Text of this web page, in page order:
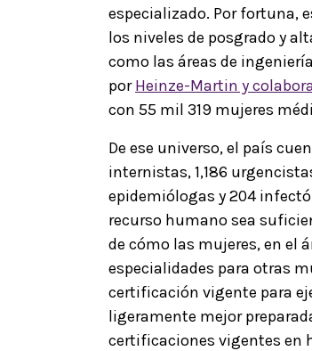
especializado. Por fortuna,
los niveles de posgrado y
como las áreas de
porHeinze-Martin y
con 55 mil 319 mujeres
De ese universo, el país
internistas, 1,186
epidemiólogas y 204
recurso humano sea
de cómo las mujeres, en el
especialidades para otras
certificación vigente para
ligeramente mejor
certificaciones vigentes en